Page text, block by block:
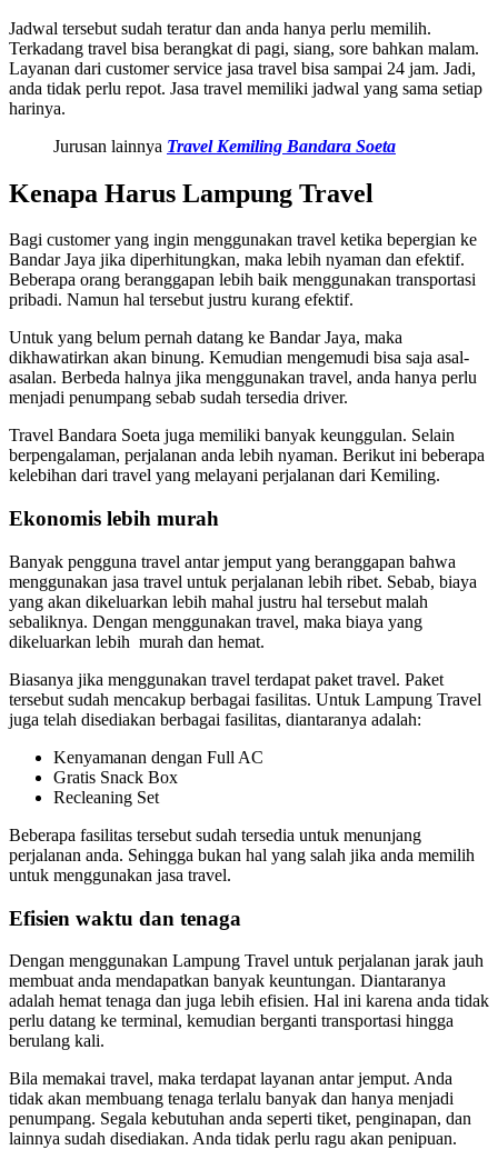
Jadwal tersebut sudah teratur dan anda hanya perlu memilih.
Terkadang travel bisa berangkat di pagi, siang, sore bahkan malam.
Layanan dari customer service jasa travel bisa sampai 24 jam. Jadi,
anda tidak perlu repot. Jasa travel memiliki jadwal yang sama setiap
harinya.
Jurusan lainnya Travel Kemiling Bandara Soeta
Kenapa Harus Lampung Travel
Bagi customer yang ingin menggunakan travel ketika bepergian ke
Bandar Jaya jika diperhitungkan, maka lebih nyaman dan efektif.
Beberapa orang beranggapan lebih baik menggunakan transportasi
pribadi. Namun hal tersebut justru kurang efektif.
Untuk yang belum pernah datang ke Bandar Jaya, maka
dikhawatirkan akan binung. Kemudian mengemudi bisa saja asal-
asalan. Berbeda halnya jika menggunakan travel, anda hanya perlu
menjadi penumpang sebab sudah tersedia driver.
Travel Bandara Soeta juga memiliki banyak keunggulan. Selain
berpengalaman, perjalanan anda lebih nyaman. Berikut ini beberapa
kelebihan dari travel yang melayani perjalanan dari Kemiling.
Ekonomis lebih murah
Banyak pengguna travel antar jemput yang beranggapan bahwa
menggunakan jasa travel untuk perjalanan lebih ribet. Sebab, biaya
yang akan dikeluarkan lebih mahal justru hal tersebut malah
sebaliknya. Dengan menggunakan travel, maka biaya yang
dikeluarkan lebih murah dan hemat.
Biasanya jika menggunakan travel terdapat paket travel. Paket
tersebut sudah mencakup berbagai fasilitas. Untuk Lampung Travel
juga telah disediakan berbagai fasilitas, diantaranya adalah:
Kenyamanan dengan Full AC
Gratis Snack Box
Recleaning Set
Beberapa fasilitas tersebut sudah tersedia untuk menunjang
perjalanan anda. Sehingga bukan hal yang salah jika anda memilih
untuk menggunakan jasa travel.
Efisien waktu dan tenaga
Dengan menggunakan Lampung Travel untuk perjalanan jarak jauh
membuat anda mendapatkan banyak keuntungan. Diantaranya
adalah hemat tenaga dan juga lebih efisien. Hal ini karena anda tidak
perlu datang ke terminal, kemudian berganti transportasi hingga
berulang kali.
Bila memakai travel, maka terdapat layanan antar jemput. Anda
tidak akan membuang tenaga terlalu banyak dan hanya menjadi
penumpang. Segala kebutuhan anda seperti tiket, penginapan, dan
lainnya sudah disediakan. Anda tidak perlu ragu akan penipuan.